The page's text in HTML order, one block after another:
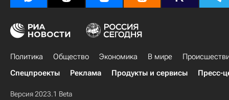
Политика Общество Экономика В мире
Спецпроекты
Реклама Продукты и сервисы Пресс-
Версия 2023.1 Beta